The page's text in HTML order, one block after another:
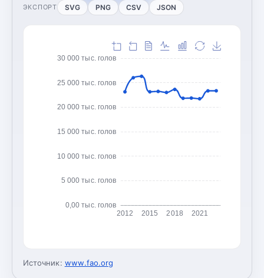
ЭКСПОРТ SVG PNG CSV JSON
0,00 тыс. голов
5 000 тыс. голов
10 000 тыс. голов
15 000 тыс. голов
20 000 тыс. голов
25 000 тыс. голов
30 000 тыс. голов
2012 2015 2018 2021
Источник: www.fao.org